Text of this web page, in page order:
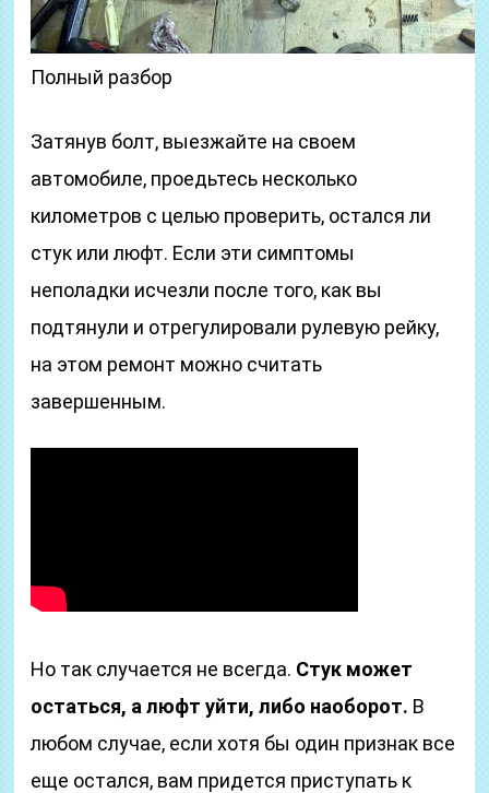
Полный разбор
Затянув болт, выезжайте на своем
автомобиле, проедьтесь несколько
километров с целью проверить, остался ли
стук или люфт. Если эти симптомы
неполадки исчезли после того, как вы
подтянули и отрегулировали рулевую рейку,
на этом ремонт можно считать
завершенным.
Но так случается не всегда. Стук может
остаться, а люфт уйти, либо наоборот. В
любом случае, если хотя бы один признак все
еще остался, вам придется приступать к